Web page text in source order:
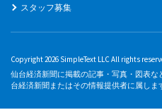
スタッフ募集
Copyright 2026 SimpleText LLC All rights
仙台経済新聞に掲載の記事・写真・図表
台経済新聞またはその情報提供者に属しま